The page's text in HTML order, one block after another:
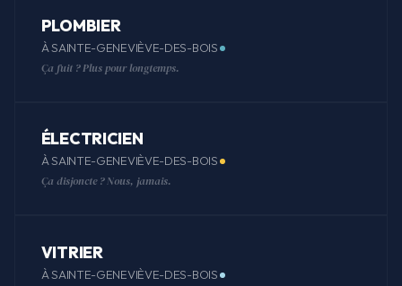
PLOMBIER
À SAINTE-GENEVIÈVE-DES-BOIS
Ça fuit ? Plus pour longtemps.
ÉLECTRICIEN
À SAINTE-GENEVIÈVE-DES-BOIS
Ça disjoncte ? Nous, jamais.
VITRIER
À SAINTE-GENEVIÈVE-DES-BOIS